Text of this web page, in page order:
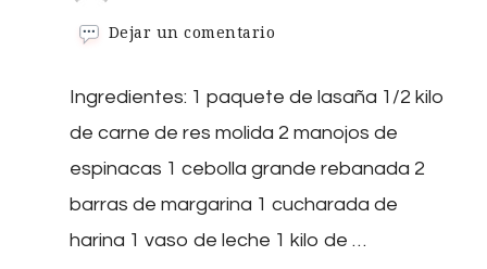
Dejar un comentario
de
Espinacas
y
Carne
Ingredientes: 1 paquete de lasaña 1/2 kilo
de carne de res molida 2 manojos de
espinacas 1 cebolla grande rebanada 2
barras de margarina 1 cucharada de
harina 1 vaso de leche 1 kilo de …